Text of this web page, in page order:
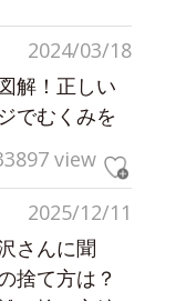
2024/03/18
解！正しい
でむくみを
view
2025/12/11
さんに聞
捨て方は？